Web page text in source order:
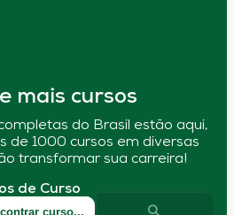
mais cursos
do Brasil estão aqui,
de 1000 cursos em diversas
transformar sua carreira!
de Curso